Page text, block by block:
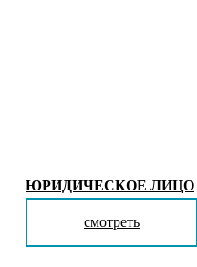
ЮРИДИЧЕСКОЕ ЛИЦО
смотреть